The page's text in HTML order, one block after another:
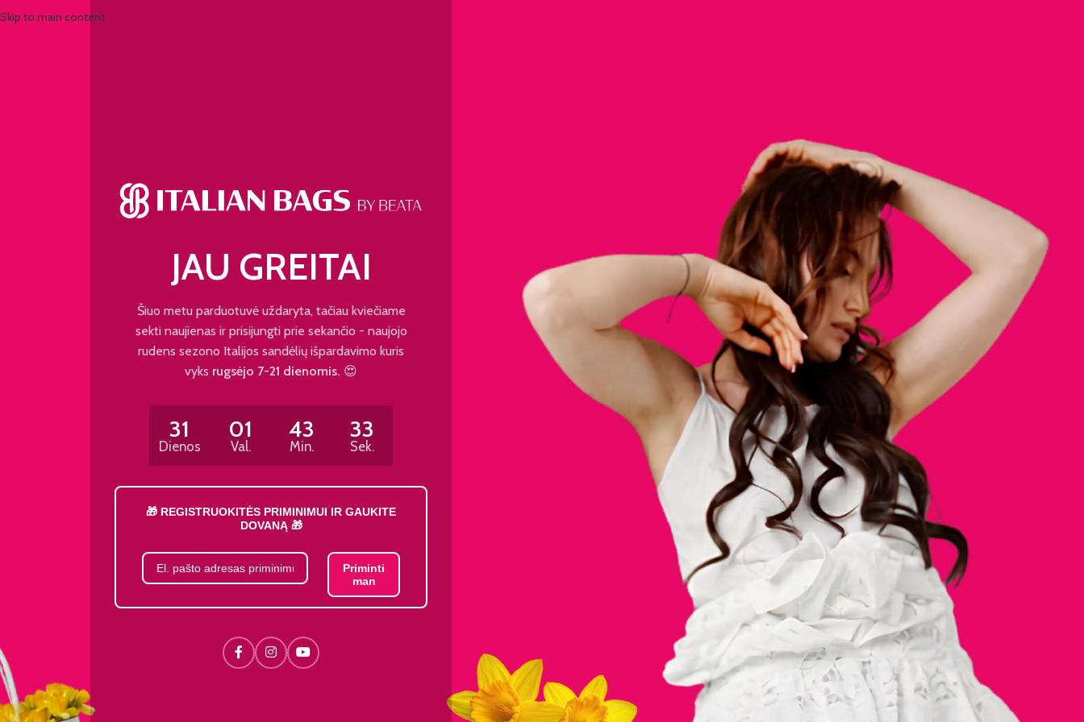
Skip to main content
JAU GREITAI
Šiuo metu parduotuvė uždaryta, tačiau kviečiame
sekti naujienas ir prisijungti prie sekančio - naujojo
rudens sezono Italijos sandėlių išpardavimo kuris
vyks rugsėjo 7-21 dienomis. 😍
31
Dienos
01
Val.
43
Min.
33
Sek.
🎁 REGISTRUOKITĖS PRIMINIMUI IR GAUKITE
DOVANĄ 🎁
Priminti
man